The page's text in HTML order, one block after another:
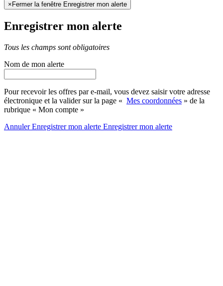
× Fermer la fenêtre Enregistrer mon alerte
Enregistrer mon alerte
Tous les champs sont obligatoires
Nom de mon alerte
Pour recevoir les offres par e-mail, vous devez saisir votre adresse
électronique et la valider sur la page « Mes coordonnées » de la
rubrique « Mon compte »
AnnulerEnregistrer mon alerte Enregistrermon alerte